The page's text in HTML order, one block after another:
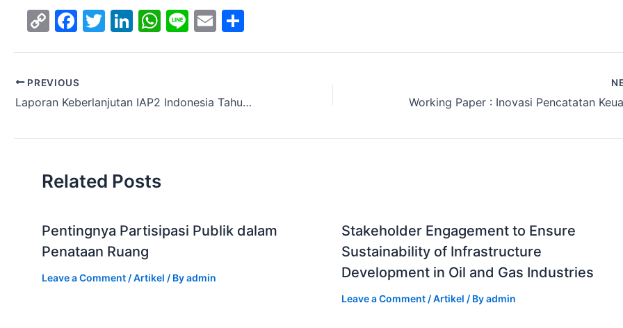
C
y
Li
n
F
e
b
o
k
T
Li
dI
n
W
A
p
Li E
PREVIOUS
Laporan Keberlanjutan IAP2 Indonesia Tahun 2019
Related Posts
Pentingnya Partisipasi Publik dalam
Penataan Ruang
Leave a Comment /Artikel / Byadmin
Stakeholder Engagement to Ensure
Sustainability of Infrastructure
Development in Oil and Gas Industries
Leave a Comment /Artikel / Byadmin